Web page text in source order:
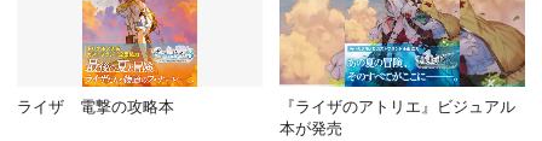
ライザ 電撃の攻略本
『ライザのアトリエ』ビジュアル
本が発売